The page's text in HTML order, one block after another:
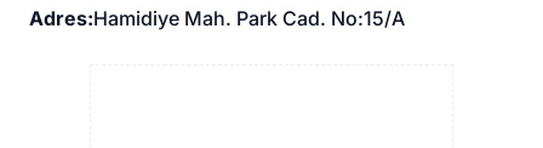
Adres:Hamidiye Mah. Park Cad. No:15/A